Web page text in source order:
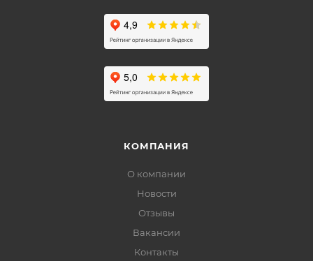
КОМПАНИЯ
О компании
Новости
Отзывы
Вакансии
Контакты